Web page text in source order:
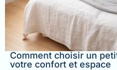
Comment choisir un
votre confort et espace